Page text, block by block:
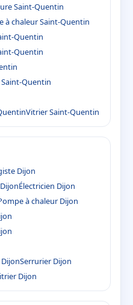
Saint-Quentin
à chaleur Saint-Quentin
Quentin
Quentin
Quentin
Vitrier Saint-Quentin
Dijon
Électricien Dijon
à chaleur Dijon
Serrurier Dijon
Dijon